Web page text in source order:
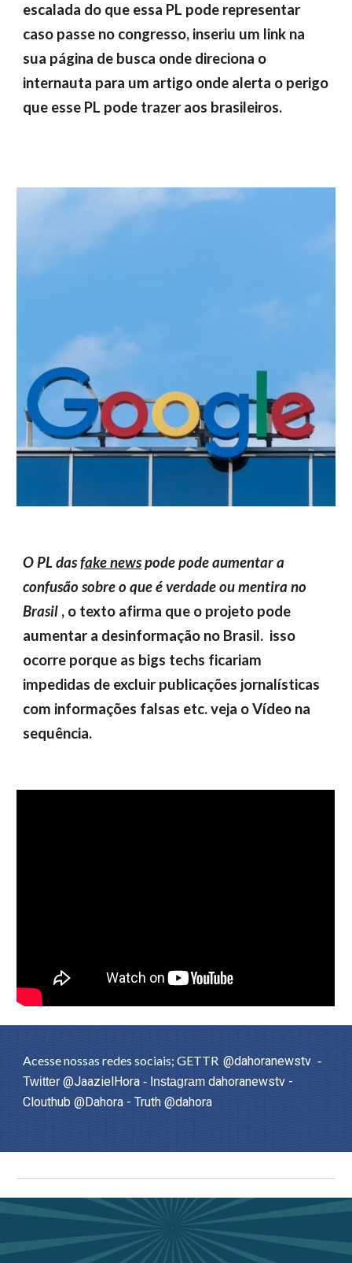
escalada do que essa PL pode representar
caso passe no congresso, inseriu um link na
sua página de busca onde direciona o
internauta para um artigo onde alerta o perigo
que esse PL pode trazer aos brasileiros.
O PL dasfake newspode pode aumentar a
confusão sobre o que é verdade ou mentira no
Brasil , o texto afirma que o projeto pode
aumentar a desinformação no Brasil. isso
ocorre porque as bigs techs ficariam
impedidas de excluir publicações jornalísticas
com informações falsas etc. veja o Vídeo na
sequência.
Acesse nossas redes sociais; GETTR@dahoranewstv -
Twitter@JaazielHora - Instagramdahoranewstv -
Clouthub @Dahora - Truth @dahora